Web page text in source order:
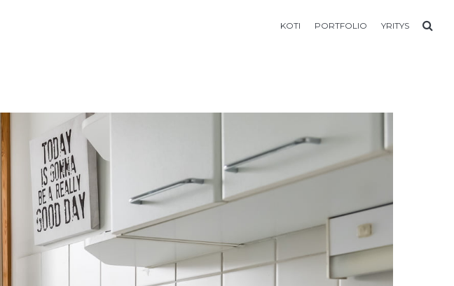
KOTI PORTFOLIO YRITYS